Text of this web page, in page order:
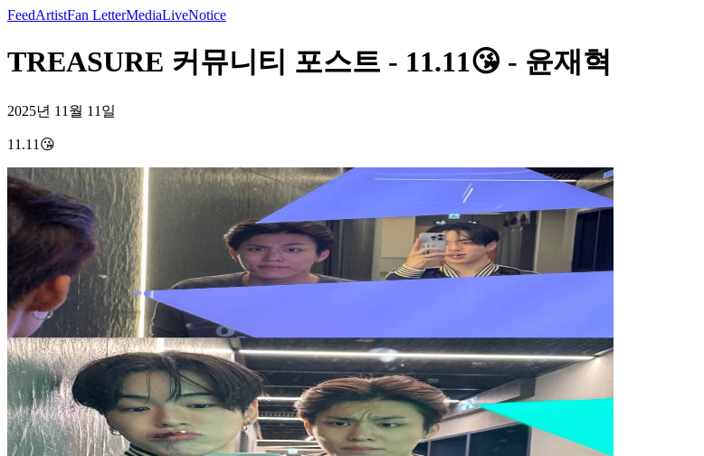
FeedArtistFan LetterMediaLiveNotice
TREASURE 커뮤니티 포스트 - 11.11😘 - 윤재혁
2025년 11월 11일
11.11😘